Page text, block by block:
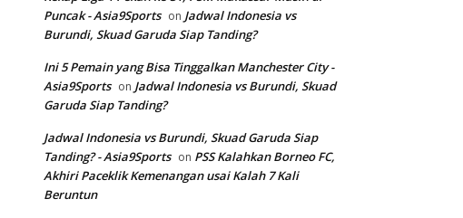
Puncak - Asia9Sports on Jadwal Indonesia vs
Burundi, Skuad Garuda Siap Tanding?
Ini 5 Pemain yang Bisa Tinggalkan Manchester City -
Asia9Sports on Jadwal Indonesia vs Burundi, Skuad
Garuda Siap Tanding?
Jadwal Indonesia vs Burundi, Skuad Garuda Siap
Tanding? - Asia9Sports on PSS Kalahkan Borneo FC,
Akhiri Paceklik Kemenangan usai Kalah 7 Kali
Beruntun